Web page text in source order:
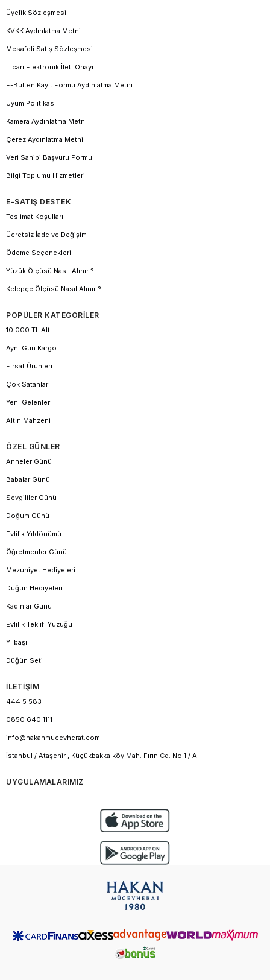
Üyelik Sözleşmesi
KVKK Aydınlatma Metni
Mesafeli Satış Sözleşmesi
Ticari Elektronik İleti Onayı
E-Bülten Kayıt Formu Aydınlatma Metni
Uyum Politikası
Kamera Aydınlatma Metni
Çerez Aydınlatma Metni
Veri Sahibi Başvuru Formu
Bilgi Toplumu Hizmetleri
E-SATIŞ DESTEK
Teslimat Koşulları
Ücretsiz İade ve Değişim
Ödeme Seçenekleri
Yüzük Ölçüsü Nasıl Alınır ?
Kelepçe Ölçüsü Nasıl Alınır ?
POPÜLER KATEGORİLER
10.000 TL Altı
Aynı Gün Kargo
Fırsat Ürünleri
Çok Satanlar
Yeni Gelenler
Altın Mahzeni
ÖZEL GÜNLER
Anneler Günü
Babalar Günü
Sevgililer Günü
Doğum Günü
Evlilik Yıldönümü
Öğretmenler Günü
Mezuniyet Hediyeleri
Düğün Hediyeleri
Kadınlar Günü
Evlilik Teklifi Yüzüğü
Yılbaşı
Düğün Seti
İLETİŞİM
444 5 583
0850 640 1111
info@hakanmucevherat.com
İstanbul / Ataşehir , Küçükbakkalköy Mah. Fırın Cd. No 1 / A
UYGULAMALARIMIZ